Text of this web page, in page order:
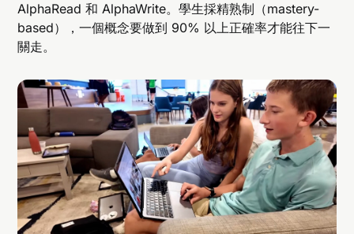
AlphaRead 和 AlphaWrite。學生採精熟制（mastery-
based），一個概念要做到 90% 以上正確率才能往下一
關走。